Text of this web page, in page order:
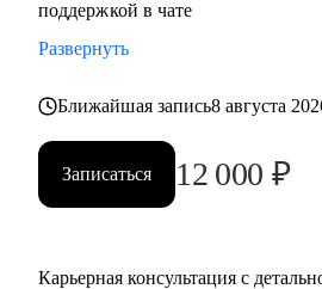
продающее резюме / LinkedIn
• Проведу mock-interview и дам
• Научу нетворчить эффективно и с
карьеры
• Для тех, кто только задумался о
в США (EB1-A, O1), расскажу о
организации для закрытия
поддержкой в чате
Развернуть
Ближайшая запись8 августа
Записаться 12 000 ₽
Карьерная консультация с